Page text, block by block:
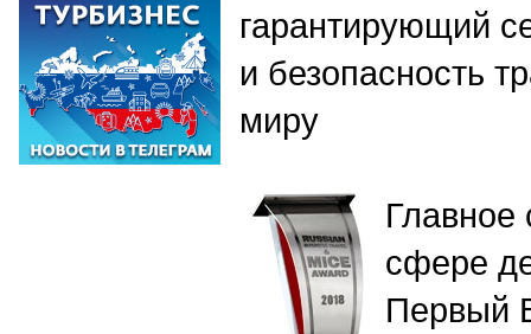
гарантирующий
и безопасность
миру
Главное
сфере
Первый